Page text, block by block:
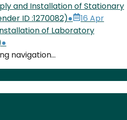
and Installation of Stationary
ID :1270082)●
16 Apr
of Laboratory
●
navigation...